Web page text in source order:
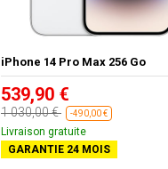
iPhone 14 Pro Max 256 Go
539,90 €
1 030,00 € -490,00 €
Livraison gratuite
GARANTIE 24 MOIS